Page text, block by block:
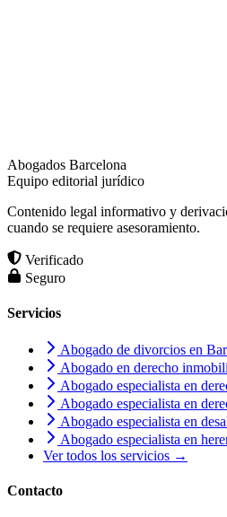
Abogados Barcelona
Equipo editorial jurídico
Contenido legal informativo y
cuando se requiere asesoramiento.
Verificado
Seguro
Servicios
Abogado de divorcios en
Abogado en derecho
Abogado especialista en
Abogado especialista en
Abogado especialista en
Abogado especialista en
Ver todos los servicios →
Contacto